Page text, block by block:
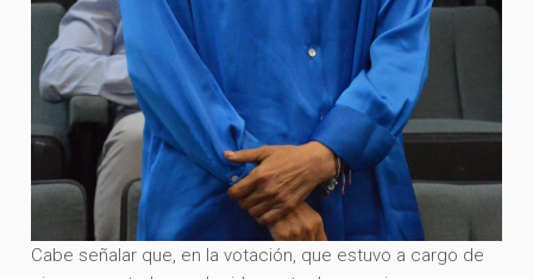
Cabe señalar que, en la votación, que estuvo a cargo de